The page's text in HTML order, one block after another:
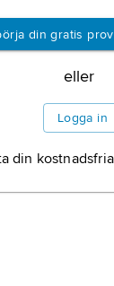
om
din gratis
eller
Logga in
din